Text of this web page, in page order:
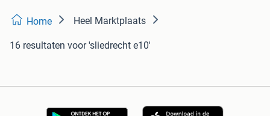
Home Heel Marktplaats
16 resultaten voor 'sliedrecht e10'